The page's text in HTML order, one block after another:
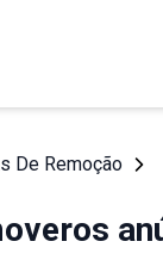
De Remoção